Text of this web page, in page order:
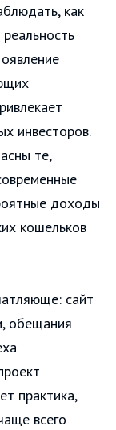
как
инвесторов.
те,
доходы
кошельков
сайт
обещания
практика,
всего